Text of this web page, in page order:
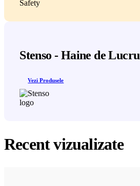
Stenso - Haine de Lucru
Vezi Produsele
Recent vizualizate